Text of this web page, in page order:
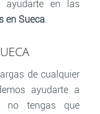
ayudarte en las
en Sueca.
de cualquier
ayudarte a
no tengas que